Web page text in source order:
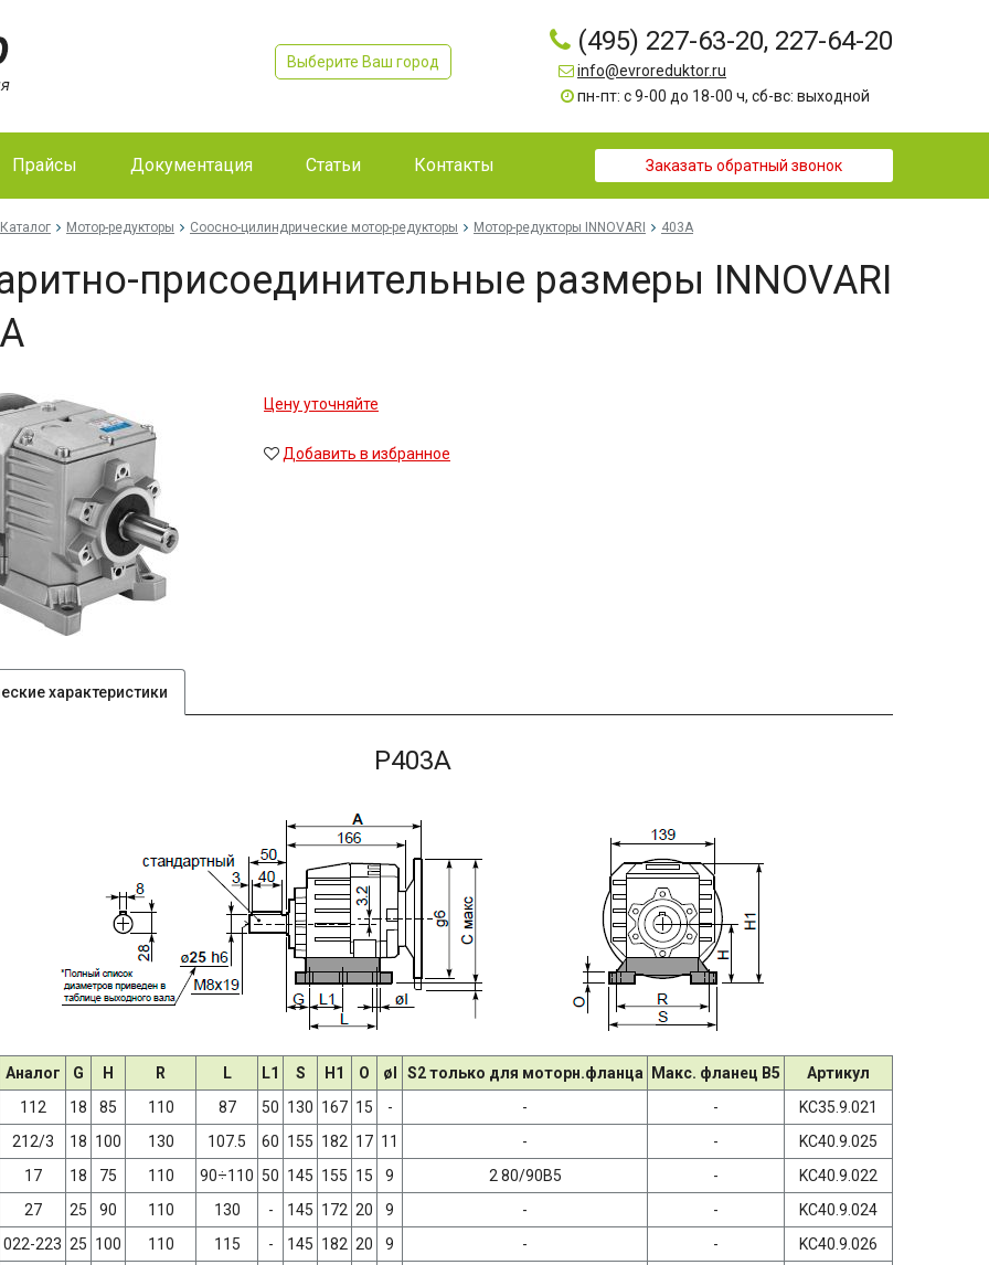
Выберите Ваш город
(495) 227-63-20, 227-64-20
info@evroreduktor.ru
пн-пт: с 9-00 до 18-00 ч, сб-вс: выходной
Прайсы Документация Статьи Контакты Заказать обратный звонок
Каталог Мотор-редукторы Соосно-цилиндрические мотор-редукторы Мотор-редукторы INNOVARI 403A
присоединительные размеры INNOVARI
Цену уточняйте
Добавить в избранное
характеристики
P403A
Аналог G H R L L1 S H1 O øI S2 только для моторн.фланца Макс. фланец B5
Артикул
112 18 85 110 87 50 130 167 15 - - -
KC35.9.021
212/3 18 100 130 107.5 60 155 182 17 11 - -
KC40.9.025
17 18 75 110 90÷110 50 145 155 15 9 2 80/90B5 -
KC40.9.022
27 25 90 110 130 - 145 172 20 9 - -
KC40.9.024
022-223 25 100 110 115 - 145 182 20 9 - -
KC40.9.026